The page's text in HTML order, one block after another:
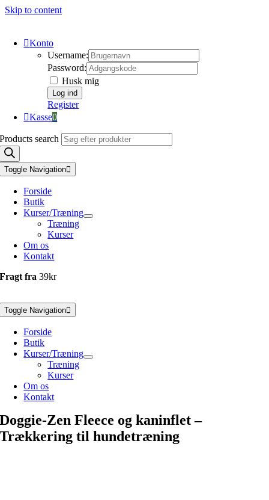
Skip to content
Konto
Username:
Password:
Husk mig
Register
Kasse0
Products search
Toggle Navigation
Forside
Butik
Kurser/Træning
Træning
Kurser
Om os
Kontakt
Fragt fra39kr
Toggle Navigation
Forside
Butik
Kurser/Træning
Træning
Kurser
Om os
Kontakt
Doggie-Zen Fleece og kaninflet –
Trækkering til hundetræning